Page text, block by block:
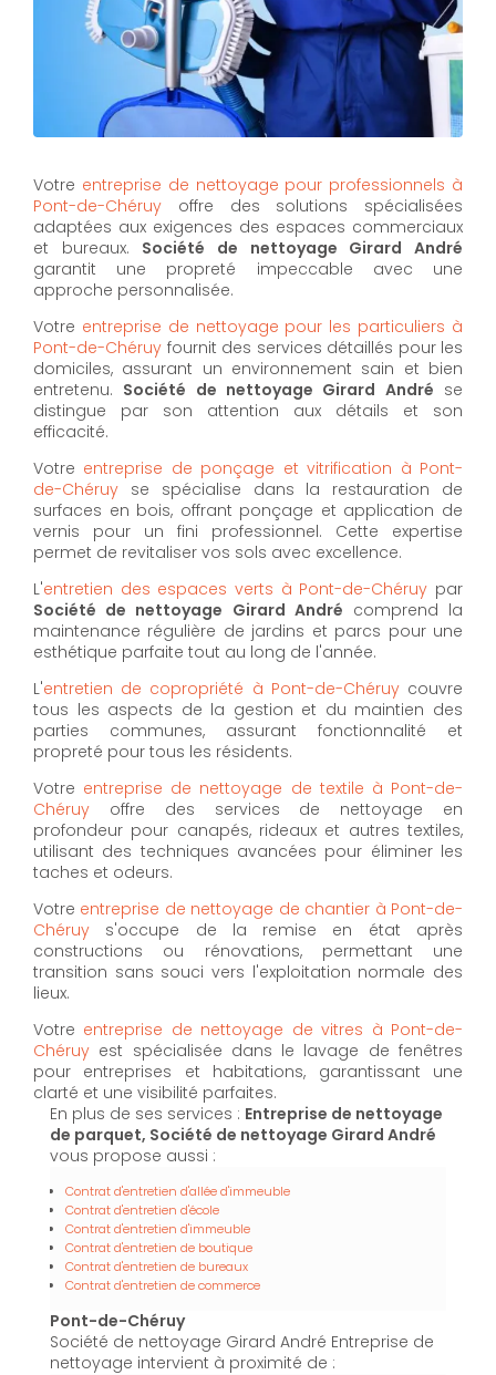
Votre entreprise de nettoyage pour professionnels à
Pont-de-Chéruy offre des solutions spécialisées
adaptées aux exigences des espaces commerciaux
et bureaux. Société de nettoyage Girard André
garantit une propreté impeccable avec une
approche personnalisée.
Votre entreprise de nettoyage pour les particuliers à
Pont-de-Chéruy fournit des services détaillés pour les
domiciles, assurant un environnement sain et bien
entretenu. Société de nettoyage Girard André se
distingue par son attention aux détails et son
efficacité.
Votre entreprise de ponçage et vitrification à Pont-
de-Chéruy se spécialise dans la restauration de
surfaces en bois, offrant ponçage et application de
vernis pour un fini professionnel. Cette expertise
permet de revitaliser vos sols avec excellence.
L'entretien des espaces verts à Pont-de-Chéruy par
Société de nettoyage Girard André comprend la
maintenance régulière de jardins et parcs pour une
esthétique parfaite tout au long de l'année.
L'entretien de copropriété à Pont-de-Chéruycouvre
tous les aspects de la gestion et du maintien des
parties communes, assurant fonctionnalité et
propreté pour tous les résidents.
Votre entreprise de nettoyage de textile à Pont-de-
Chéruy offre des services de nettoyage en
profondeur pour canapés, rideaux et autres textiles,
utilisant des techniques avancées pour éliminer les
taches et odeurs.
Votre entreprise de nettoyage de chantier à Pont-de-
Chéruy s'occupe de la remise en état après
constructions ou rénovations, permettant une
transition sans souci vers l'exploitation normale des
lieux.
Votre entreprise de nettoyage de vitres à Pont-de-
Chéruy est spécialisée dans le lavage de fenêtres
pour entreprises et habitations, garantissant une
clarté et une visibilité parfaites.
En plus de ses services : Entreprise de nettoyage
de parquet, Société de nettoyage Girard André
vous propose aussi :
Contrat d'entretien d'allée d'immeuble
Contrat d'entretien d'école
Contrat d'entretien d'immeuble
Contrat d'entretien de boutique
Contrat d'entretien de bureaux
Contrat d'entretien de commerce
Pont-de-Chéruy
Société de nettoyage Girard André Entreprise de
nettoyage intervient à proximité de :